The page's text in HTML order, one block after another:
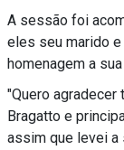
A sessão foi
eles seu marido
homenagem a sua
"Quero
Bragatto e
assim que levei a